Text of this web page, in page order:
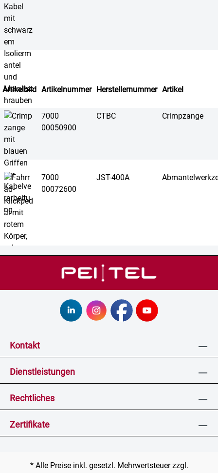
Artikelbild Artikelnummer Herstellernummer Artikel
7000
00050900
CTBC Crimpzange
7000
00072600
JST-400A
Kontakt
Dienstleistungen
Rechtliches
Zertifikate
* Alle Preise inkl. gesetzl. Mehrwertsteuer zzgl.